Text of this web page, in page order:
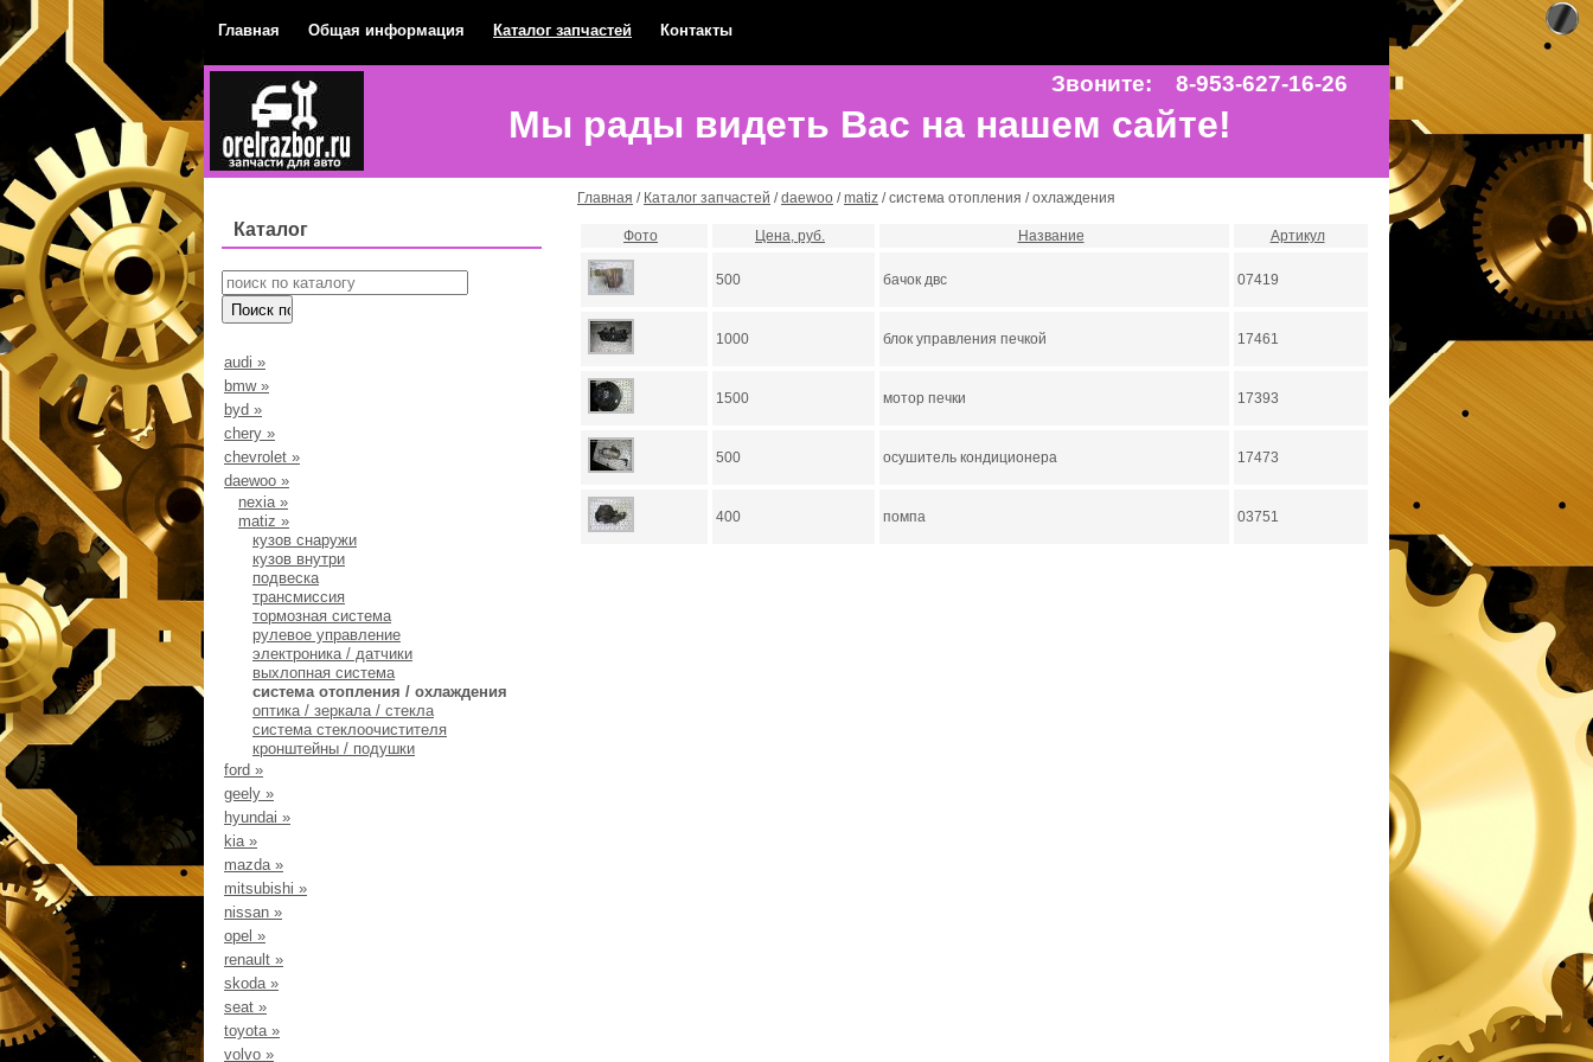
Главная Общая информация Каталог запчастей Контакты
Звоните: 8-953-627-16-26
Мы рады видеть Вас на нашем сайте!
Каталог
audi »
bmw»
byd »
chery »
chevrolet »
daewoo »
nexia»
matiz »
кузов снаружи
кузов внутри
подвеска
трансмиссия
тормозная система
рулевое управление
электроника / датчики
выхлопная система
система отопления / охлаждения
оптика / зеркала / стекла
система стеклоочистителя
кронштейны / подушки
ford »
geely »
hyundai »
kia»
mazda»
mitsubishi »
nissan »
opel »
renault »
skoda»
seat »
toyota»
volvo »
Главная / Каталог запчастей /daewoo /matiz / система отопления / охлаждения
Фото Цена, руб. Название Артикул
500 бачок двс 07419
1000 блок управления печкой 17461
1500 мотор печки 17393
500 осушитель кондиционера 17473
400 помпа 03751